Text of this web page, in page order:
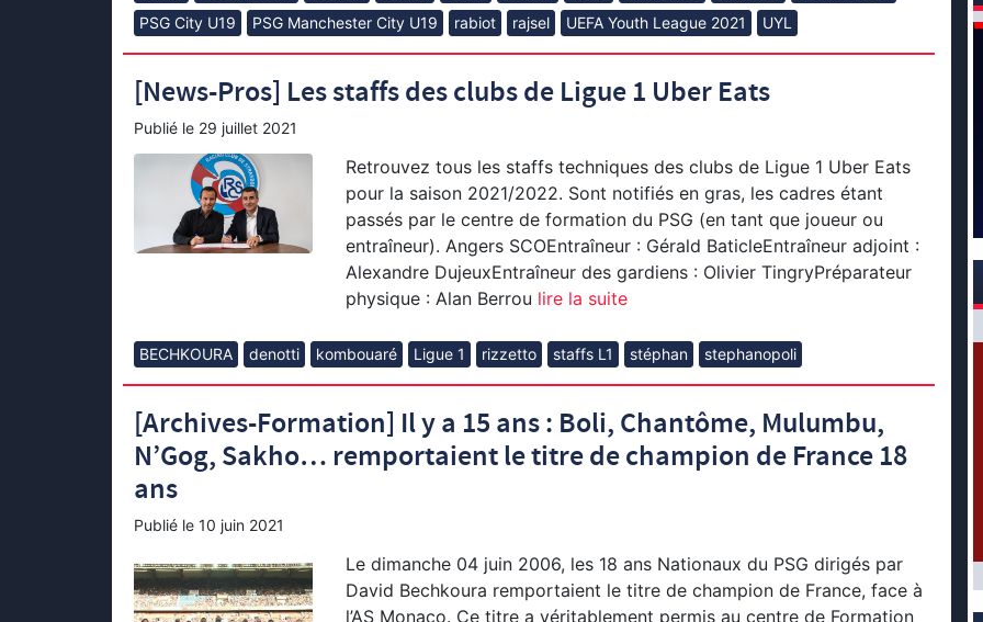
PSG City U19
PSG Manchester City U19 rabiot rajsel UEFA Youth League 2021 UYL
[News-Pros] Les staffs des clubs de Ligue 1 Uber Eats
Publié le 29 juillet 2021
Retrouvez tous les staffs techniques des clubs de Ligue 1 Uber Eats
pour la saison 2021/2022. Sont notifiés en gras, les cadres étant
passés par le centre de formation du PSG (en tant que joueur ou
entraîneur). Angers SCOEntraîneur : Gérald BaticleEntraîneur adjoint :
Alexandre DujeuxEntraîneur des gardiens : Olivier TingryPréparateur
physique : Alan Berrou lire la suite
BECHKOURA denotti kombouaré Ligue 1 rizzetto staffs L1 stéphan stephanopoli
[Archives-Formation] Il y a 15 ans : Boli, Chantôme, Mulumbu,
N’Gog, Sakho… remportaient le titre de champion de France 18
ans
Publié le 10 juin 2021
Le dimanche 04 juin 2006, les 18 ans Nationaux du PSG dirigés par
David Bechkoura remportaient le titre de champion de France, face à
l’AS Monaco. Ce titre a véritablement permis au centre de Formation